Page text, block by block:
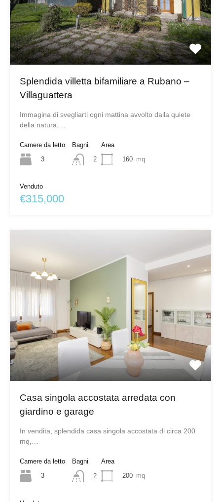
Splendida villetta bifamiliare a Rubano –
Villaguattera
Immagina di svegliarti ogni mattina avvolto dalla quiete
della natura,…
Camere da letto
3
Bagni
2
Area
160 mq
Venduto
€315,000
Casa singola accostata arredata con
giardino e garage
In vendita, splendida casa singola accostata di circa 200
mq,…
Camere da letto
3
Bagni
2
Area
200 mq